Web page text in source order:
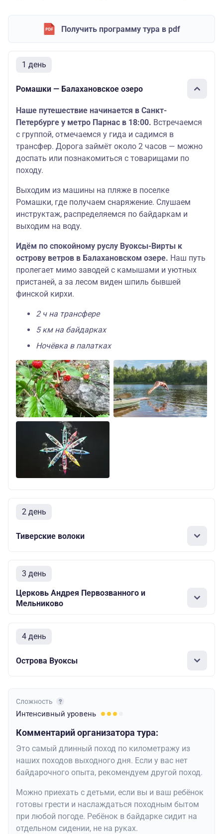
Получить программу тура в pdf
1 день
Ромашки — Балахановское озеро
Наше путешествие начинается в Санкт-
Петербурге у метро Парнас в 18:00. Встречаемся
с группой, отмечаемся у гида и садимся в
трансфер. Дорога займёт около 2 часов — можно
доспать или познакомиться с товарищами по
походу.
Выходим из машины на пляже в поселке
Ромашки, где получаем снаряжение. Слушаем
инструктаж, распределяемся по байдаркам и
выходим на воду.
Идём по спокойному руслу Вуоксы-Вирты к
острову ветров в Балахановском озере. Наш путь
пролегает мимо заводей с камышами и уютных
пристаней, а за лесом виден шпиль бывшей
финской кирхи.
2 ч на трансфере
5 км на байдарках
Ночёвка в палатках
2 день
Тиверские волоки
3 день
Церковь Андрея Первозванного и
Мельниково
4 день
Острова Вуоксы
Сложность
Интенсивный уровень
Комментарий организатора тура:
Это самый длинный поход по километражу из
наших походов выходного дня. Если у вас нет
байдарочного опыта, рекомендуем другой поход.
Можно приехать с детьми, если вы и ваш ребёнок
готовы грести и наслаждаться походным бытом
при любой погоде. Ребёнок в байдарке сидит на
отдельном сидении, не на руках.